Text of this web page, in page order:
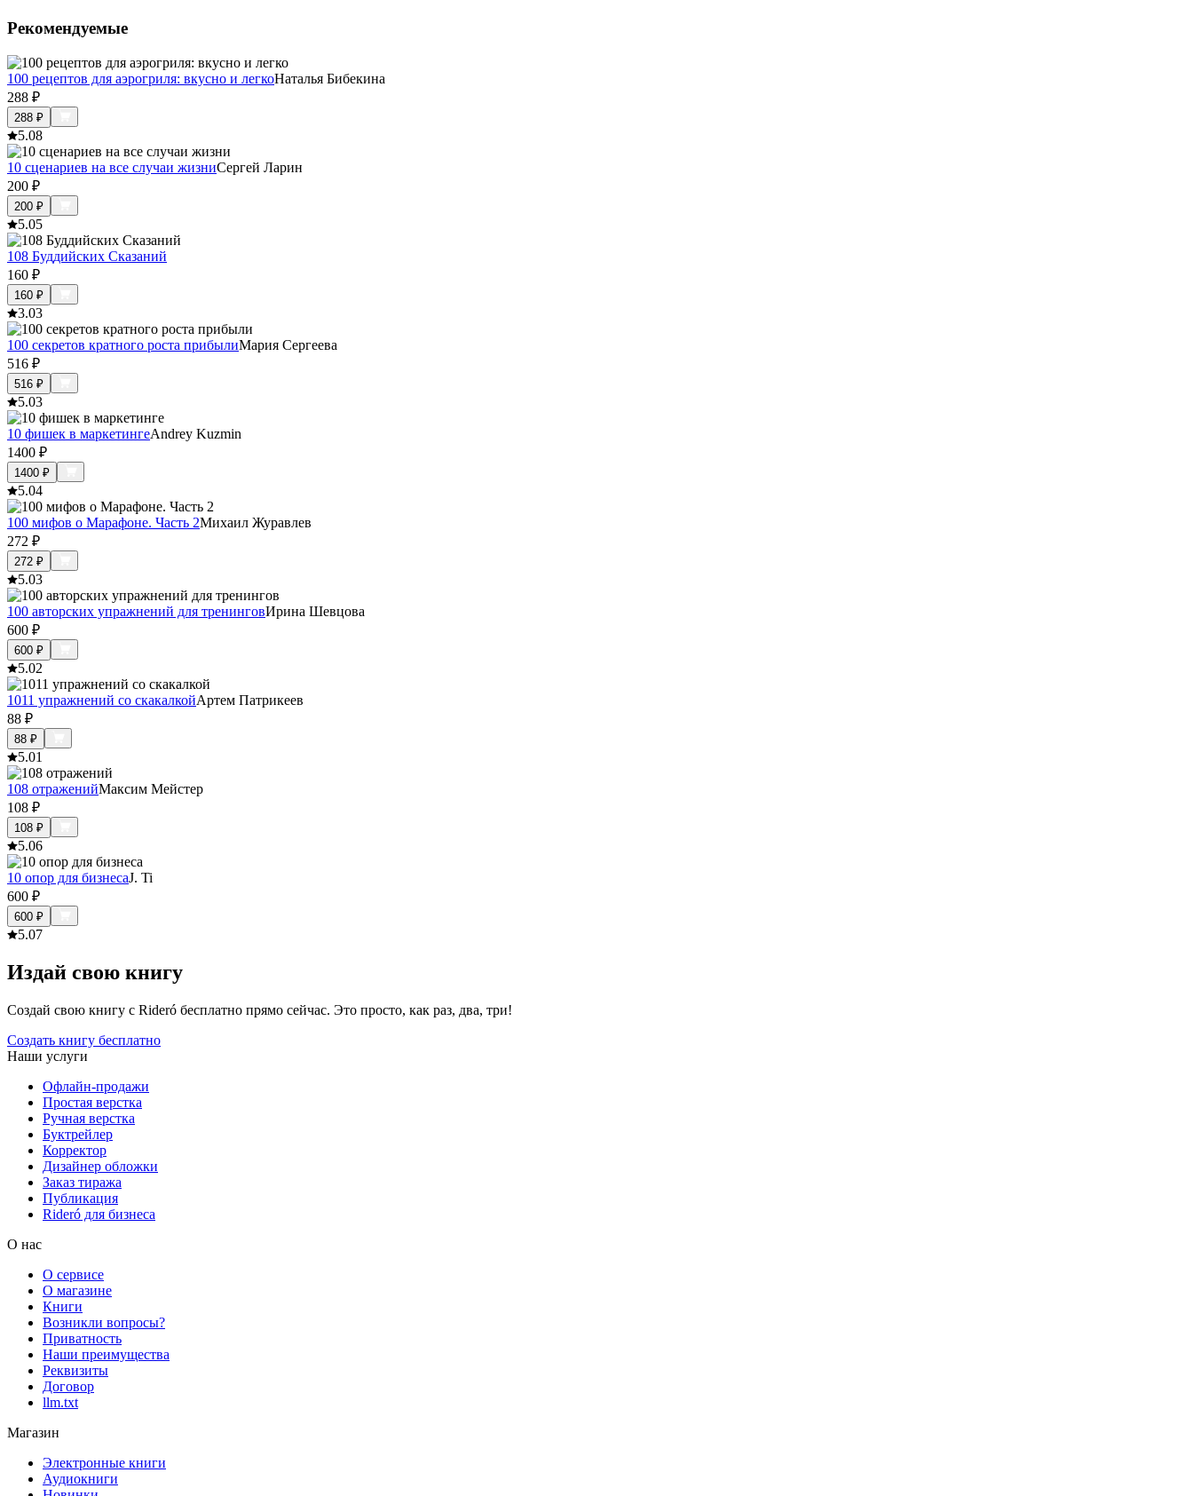
Рекомендуемые
100 рецептов для аэрогриля: вкусно и легкоНаталья Бибекина
288 ₽
288 ₽
5.08
10 сценариев на все случаи жизниСергей Ларин
200 ₽
200 ₽
5.05
108 Буддийских Сказаний
160 ₽
160 ₽
3.03
100 секретов кратного роста прибылиМария Сергеева
516 ₽
516 ₽
5.03
10 фишек в маркетингеAndrey Kuzmin
1400 ₽
1400 ₽
5.04
100 мифов о Марафоне. Часть 2Михаил Журавлев
272 ₽
272 ₽
5.03
100 авторских упражнений для тренинговИрина Шевцова
600 ₽
600 ₽
5.02
1011 упражнений со скакалкойАртем Патрикеев
88 ₽
88 ₽
5.01
108 отраженийМаксим Мейстер
108 ₽
108 ₽
5.06
10 опор для бизнесаJ. Ti
600 ₽
600 ₽
5.07
Издай свою книгу
Создай свою книгу с Rideró бесплатно прямо сейчас. Это просто, как раз, два, три!
Создать книгу бесплатно
Наши услуги
Офлайн-продажи
Простая верстка
Ручная верстка
Буктрейлер
Корректор
Дизайнер обложки
Заказ тиража
Публикация
Rideró для бизнеса
О нас
О сервисе
О магазине
Книги
Возникли вопросы?
Приватность
Наши преимущества
Реквизиты
Договор
llm.txt
Магазин
Электронные книги
Аудиокниги